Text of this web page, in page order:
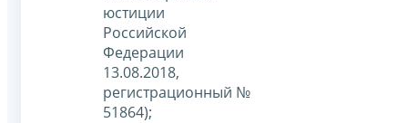
юстиции
Российской
Федерации
13.08.2018,
регистрационный №
51864);